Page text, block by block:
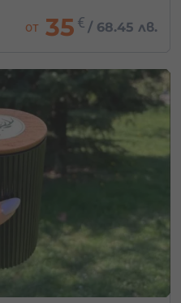
от 35 € /68.45 лв.